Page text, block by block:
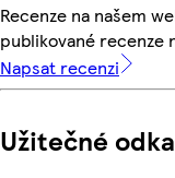
Recenze na našem
publikované recenze
Napsat recenzi
Užitečné